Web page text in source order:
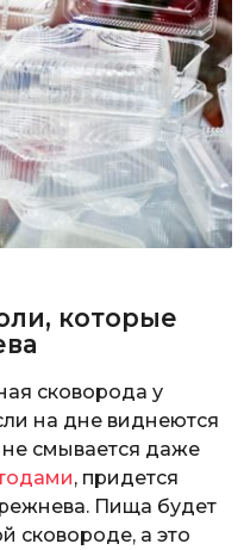
которые
сковорода у
на дне виднеются
смывается даже
, придется
Пища будет
сковороде, а это